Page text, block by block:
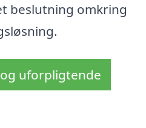
beslutning omkring
uforpligtende